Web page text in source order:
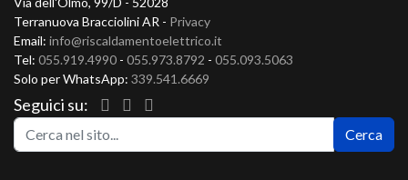
Terranuova Bracciolini AR - Privacy
Email: info@riscaldamentoelettrico.it
Tel: 055.919.4990 - 055.973.8792 - 055.093.5063
Solo per WhatsApp: 339.541.6669
Seguici su:
Cerca